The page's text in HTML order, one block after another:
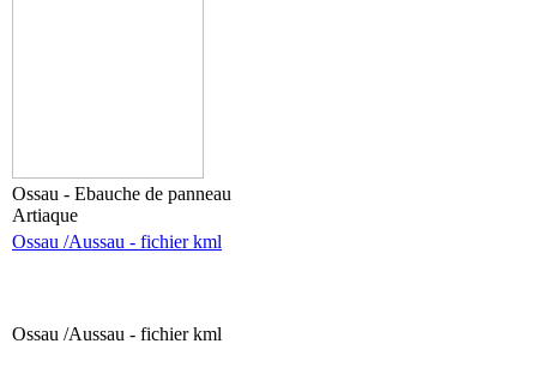
Ossau - Ebauche de panneau
Artiaque
Ossau /Aussau - fichier kml
Ossau /Aussau - fichier kml